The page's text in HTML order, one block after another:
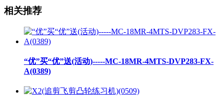
相关推荐
“优”买“优”送(活动)-----MC-18MR-4MTS-DVP283-FX-
A(0389)